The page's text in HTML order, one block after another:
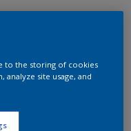
to the storing of cookies
site usage, and